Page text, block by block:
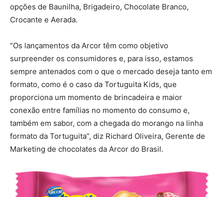
opções de Baunilha, Brigadeiro, Chocolate Branco,
Crocante e Aerada.
“Os lançamentos da Arcor têm como objetivo
surpreender os consumidores e, para isso, estamos
sempre antenados com o que o mercado deseja tanto em
formato, como é o caso da Tortuguita Kids, que
proporciona um momento de brincadeira e maior
conexão entre famílias no momento do consumo e,
também em sabor, com a chegada do morango na linha
formato da Tortuguita”, diz Richard Oliveira, Gerente de
Marketing de chocolates da Arcor do Brasil.